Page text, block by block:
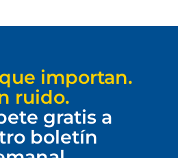
importan.
ruido.
gratis a
boletín